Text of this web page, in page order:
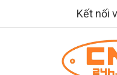
Kết nối